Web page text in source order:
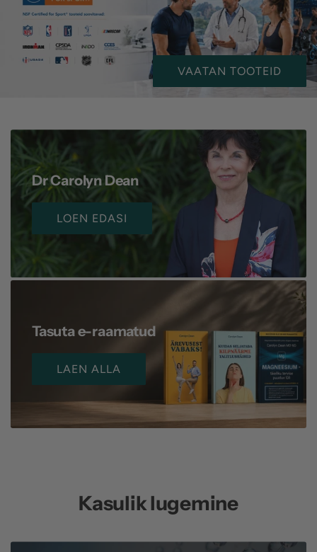
VAATAN TOOTEID
Dr Carolyn Dean
LOEN EDASI
Tasuta e-raamatud
LAEN ALLA
Kasulik lugemine